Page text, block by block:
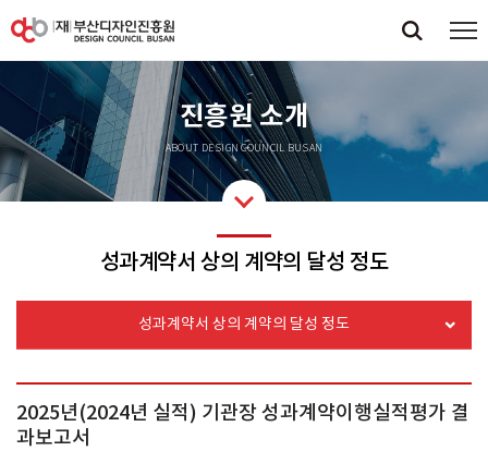
진흥원 소개
ABOUT DESIGN COUNCIL BUSAN
성과계약서 상의 계약의 달성 정도
성과계약서 상의 계약의 달성 정도
2025년(2024년 실적) 기관장 성과계약이행실적평가 결
과보고서